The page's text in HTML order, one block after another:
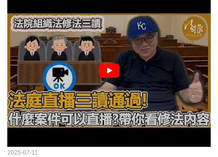
2025-07-11